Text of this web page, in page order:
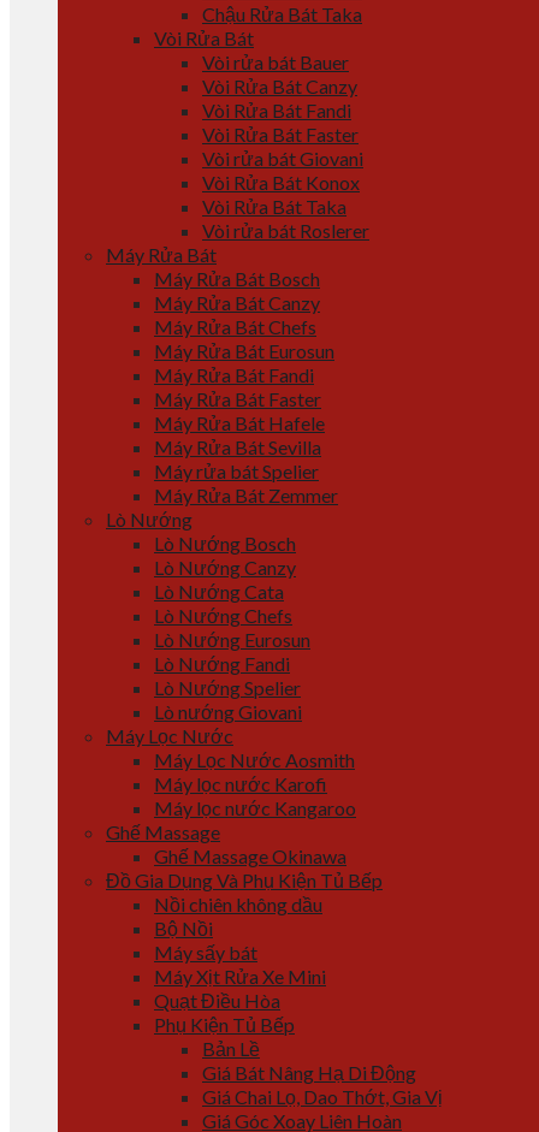
Chậu Rửa Bát Taka
Vòi Rửa Bát
Vòi rửa bát Bauer
Vòi Rửa Bát Canzy
Vòi Rửa Bát Fandi
Vòi Rửa Bát Faster
Vòi rửa bát Giovani
Vòi Rửa Bát Konox
Vòi Rửa Bát Taka
Vòi rửa bát Roslerer
Máy Rửa Bát
Máy Rửa Bát Bosch
Máy Rửa Bát Canzy
Máy Rửa Bát Chefs
Máy Rửa Bát Eurosun
Máy Rửa Bát Fandi
Máy Rửa Bát Faster
Máy Rửa Bát Hafele
Máy Rửa Bát Sevilla
Máy rửa bát Spelier
Máy Rửa Bát Zemmer
Lò Nướng
Lò Nướng Bosch
Lò Nướng Canzy
Lò Nướng Cata
Lò Nướng Chefs
Lò Nướng Eurosun
Lò Nướng Fandi
Lò Nướng Spelier
Lò nướng Giovani
Máy Lọc Nước
Máy Lọc Nước Aosmith
Máy lọc nước Karofi
Máy lọc nước Kangaroo
Ghế Massage
Ghế Massage Okinawa
Đồ Gia Dụng Và Phụ Kiện Tủ Bếp
Nồi chiên không dầu
Bộ Nồi
Máy sấy bát
Máy Xịt Rửa Xe Mini
Quạt Điều Hòa
Phụ Kiện Tủ Bếp
Bản Lề
Giá Bát Nâng Hạ Di Động
Giá Chai Lọ, Dao Thớt, Gia Vị
Giá Góc Xoay Liên Hoàn